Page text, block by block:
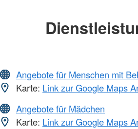
Angebote für Menschen mit
Karte: Link zur Google Maps
Angebote für Mädchen
Karte: Link zur Google Maps